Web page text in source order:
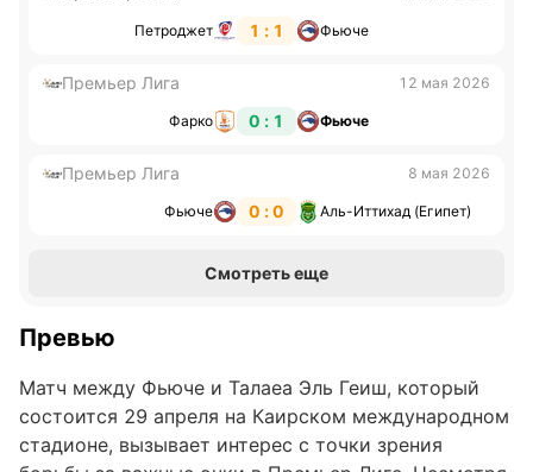
Петроджет 1 : 1 Фьюче
Премьер Лига 12 мая 2026
Фарко 0 : 1 Фьюче
Премьер Лига 8 мая 2026
Фьюче 0 : 0 Аль-Иттихад (Египет)
Смотреть еще
Превью
Матч между Фьюче и Талаеа Эль Геиш, который
состоится 29 апреля на Каирском международном
стадионе, вызывает интерес с точки зрения